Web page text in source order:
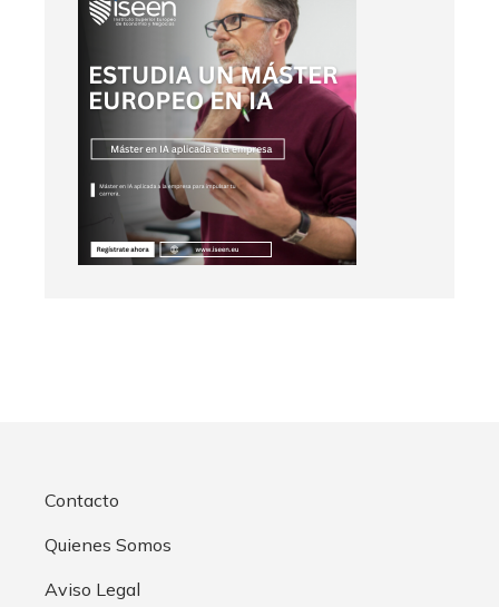
Contacto
Quienes Somos
Aviso Legal